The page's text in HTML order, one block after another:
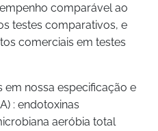
comparável ao
testes comparativos, e
comerciais em testes
em nossa especificação e
: endotoxinas
aeróbia total